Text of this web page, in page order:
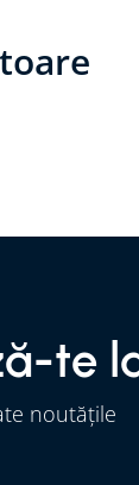
te
noutățile